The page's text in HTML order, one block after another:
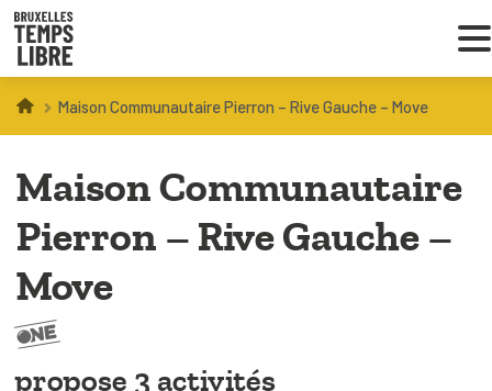
Infos parents
Droit au loisir
Coordinations ATL
À BRUXELLES
Maison Communautaire Pierron – Rive Gauche – Move
Maison Communautaire
Pierron – Rive Gauche –
Move
propose 3 activités